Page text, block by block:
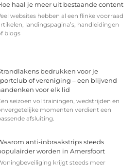
haal je meer uit bestaande content
websites hebben al een flinke voorraad
landingspagina’s, handleidingen
blogs
bedrukken voor je
of vereniging – een blijvend
voor elk lid
seizoen vol trainingen, wedstrijden en
momenten verdient een
afsluiting.
anti-inbraakstrips steeds
worden in Amersfoort
krijgt steeds meer